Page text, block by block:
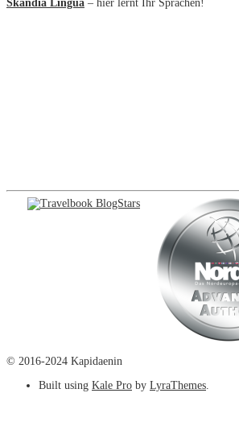
Skandia Lingua – hier lernt Ihr Sprachen!
© 2016-2024 Kapidaenin
Built using Kale Pro by LyraThemes